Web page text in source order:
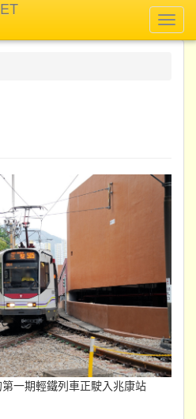
一期輕鐵列車正駛入兆康站